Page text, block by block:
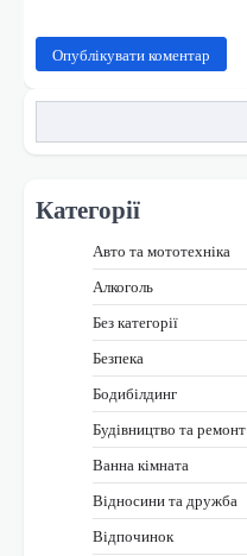
Категорії
Авто та мототехніка
Алкоголь
Без категорії
Безпека
Бодибілдинг
Будівництво та ремонт
Ванна кімната
Відносини та дружба
Відпочинок